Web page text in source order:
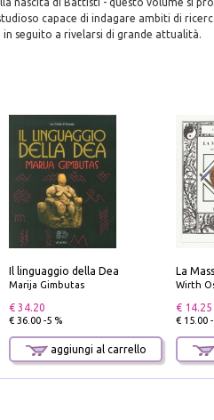
nascita di Battisti - questo volume si
capace di indagare ambiti di
seguito a rivelarsi di grande attualità.
Il linguaggio della Dea
Marija Gimbutas
€ 34.20
€ 36.00 -5 %
aggiungi al carrello
Wirth
€ 14.25
€ 15.00